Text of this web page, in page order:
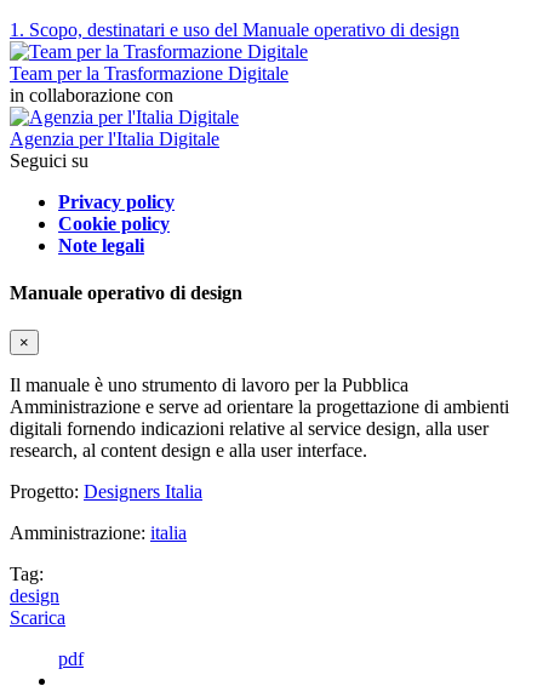
1. Scopo, destinatari e uso del Manuale operativo di design
Team per la Trasformazione Digitale
in collaborazione con
Agenzia per l'Italia Digitale
Seguici su
Privacy policy
Cookie policy
Note legali
Manuale operativo di design
×
Il manuale è uno strumento di lavoro per la Pubblica
Amministrazione e serve ad orientare la progettazione di ambienti
digitali fornendo indicazioni relative al service design, alla user
research, al content design e alla user interface.
Progetto: Designers Italia
Amministrazione: italia
Tag:
design
Scarica
pdf